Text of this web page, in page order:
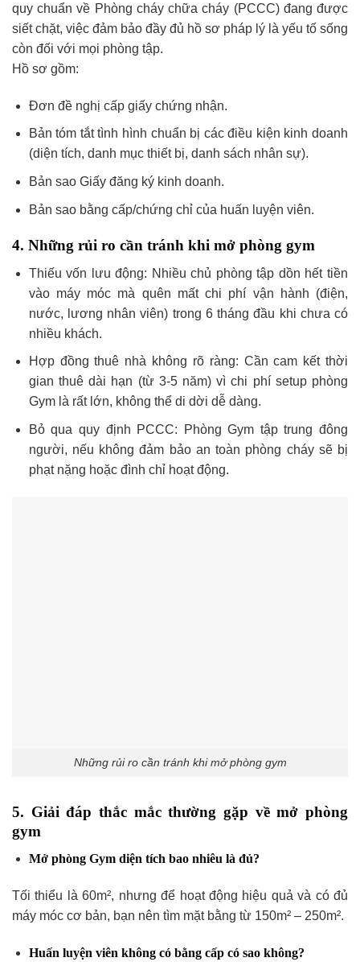
quy chuẩn về Phòng cháy chữa cháy (PCCC) đang được
siết chặt, việc đảm bảo đầy đủ hồ sơ pháp lý là yếu tố sống
còn đối với mọi phòng tập.
Hồ sơ gồm:
Đơn đề nghị cấp giấy chứng nhận.
Bản tóm tắt tình hình chuẩn bị các điều kiện kinh doanh
(diện tích, danh mục thiết bị, danh sách nhân sự).
Bản sao Giấy đăng ký kinh doanh.
Bản sao bằng cấp/chứng chỉ của huấn luyện viên.
4. Những rủi ro cần tránh khi mở phòng gym
Thiếu vốn lưu động: Nhiều chủ phòng tập dồn hết tiền
vào máy móc mà quên mất chi phí vận hành (điện,
nước, lương nhân viên) trong 6 tháng đầu khi chưa có
nhiều khách.
Hợp đồng thuê nhà không rõ ràng: Cần cam kết thời
gian thuê dài hạn (từ 3-5 năm) vì chi phí setup phòng
Gym là rất lớn, không thể di dời dễ dàng.
Bỏ qua quy định PCCC: Phòng Gym tập trung đông
người, nếu không đảm bảo an toàn phòng cháy sẽ bị
phạt nặng hoặc đình chỉ hoạt động.
Những rủi ro cần tránh khi mở phòng gym
5. Giải đáp thắc mắc thường gặp về mở phòng
gym
Mở phòng Gym diện tích bao nhiêu là đủ?
Tối thiểu là 60m², nhưng để hoạt động hiệu quả và có đủ
máy móc cơ bản, bạn nên tìm mặt bằng từ 150m² – 250m².
Huấn luyện viên không có bằng cấp có sao không?